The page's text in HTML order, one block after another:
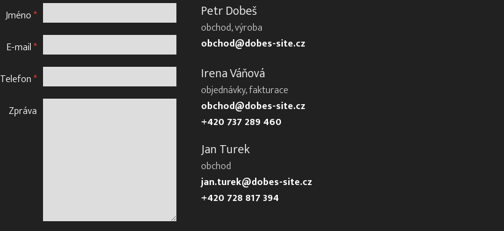
Jméno*
E-mail*
Telefon*
Zpráva
Petr Dobeš
obchod, výroba
obchod@dobes-site.cz
Irena Váňová
objednávky, fakturace
obchod@dobes-site.cz
+420 737 289 460
Jan Turek
obchod
jan.turek@dobes-site.cz
+420 728 817 394